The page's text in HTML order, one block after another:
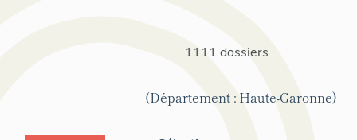
1111 dossiers
(Département : Haute-Garonne)